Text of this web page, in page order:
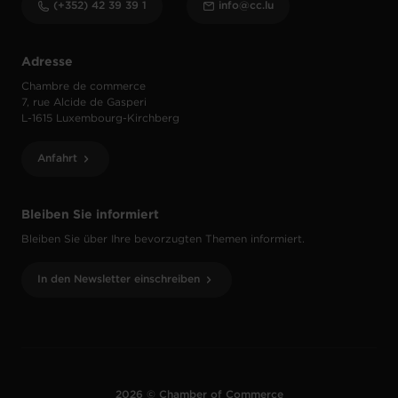
Bleiben Sie informiert
Bleiben Sie über Ihre bevorzugten Themen informiert.
In den Newsletter einschreiben
Adresse
Chambre de commerce
7, rue Alcide de Gasperi
L-1615 Luxembourg-Kirchberg
Anfahrt
(+352) 42 39 39 1 info@cc.lu
2026 © Chamber of Commerce